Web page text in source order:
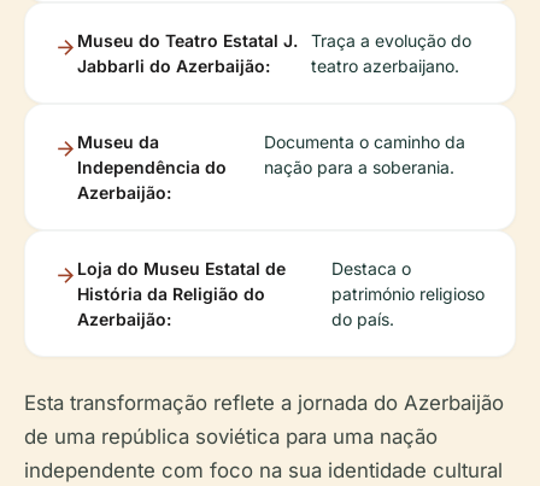
Museu do Teatro Estatal J.
Jabbarli do Azerbaijão:
Traça a evolução do
teatro azerbaijano.
Museu da
Independência do
Azerbaijão:
Documenta o caminho da
nação para a soberania.
Loja do Museu Estatal de
História da Religião do
Azerbaijão:
Destaca o
património religioso
do país.
Esta transformação reflete a jornada do Azerbaijão
de uma república soviética para uma nação
independente com foco na sua identidade cultural